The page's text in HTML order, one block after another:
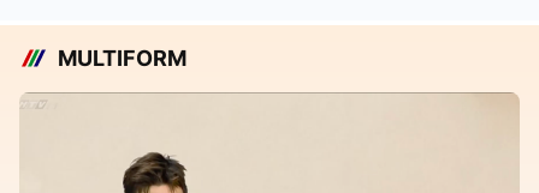
MULTIFORM